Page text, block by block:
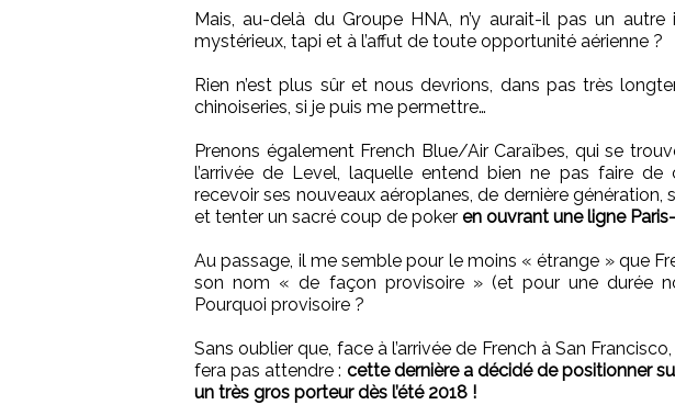
Mais, au-delà du Groupe HNA, n’y aurait-il pas un
mystérieux, tapi et à l’affut de toute opportunité aérienne ?
Rien n’est plus sûr et nous devrions, dans pas très
chinoiseries, si je puis me permettre…
Prenons également French Blue/Air Caraïbes, qui se
l’arrivée de Level, laquelle entend bien ne pas faire de
recevoir ses nouveaux aéroplanes, de dernière génération,
et tenter un sacré coup de poker en ouvrant une ligne
Au passage, il me semble pour le moins « étrange » que
son nom « de façon provisoire » (et pour une durée
Pourquoi provisoire ?
Sans oublier que, face à l’arrivée de French à San
fera pas attendre : cette dernière a décidé de positionner
un très gros porteur dès l’été 2018 !